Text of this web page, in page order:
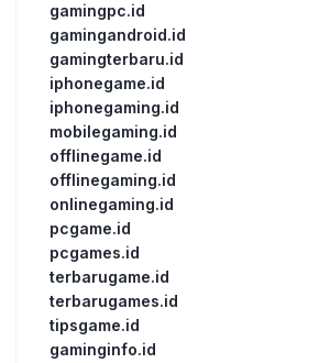
gamingpc.id
gamingandroid.id
gamingterbaru.id
iphonegame.id
iphonegaming.id
mobilegaming.id
offlinegame.id
offlinegaming.id
onlinegaming.id
pcgame.id
pcgames.id
terbarugame.id
terbarugames.id
tipsgame.id
gaminginfo.id